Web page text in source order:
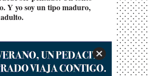
Y yo soy un tipo maduro,